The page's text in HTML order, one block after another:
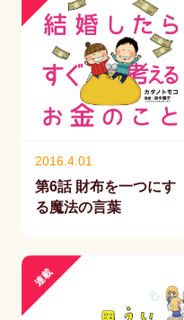
2016.4.01
第6話 財布を一つにす
る魔法の言葉
連載